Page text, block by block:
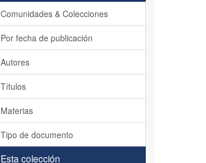
Comunidades & Colecciones
Por fecha de publicación
Autores
Títulos
Materias
Tipo de documento
Esta colección